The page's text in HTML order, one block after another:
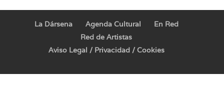
La Dársena Agenda Cultural
En Red
Red de Artistas
Aviso Legal / Privacidad / Cookies